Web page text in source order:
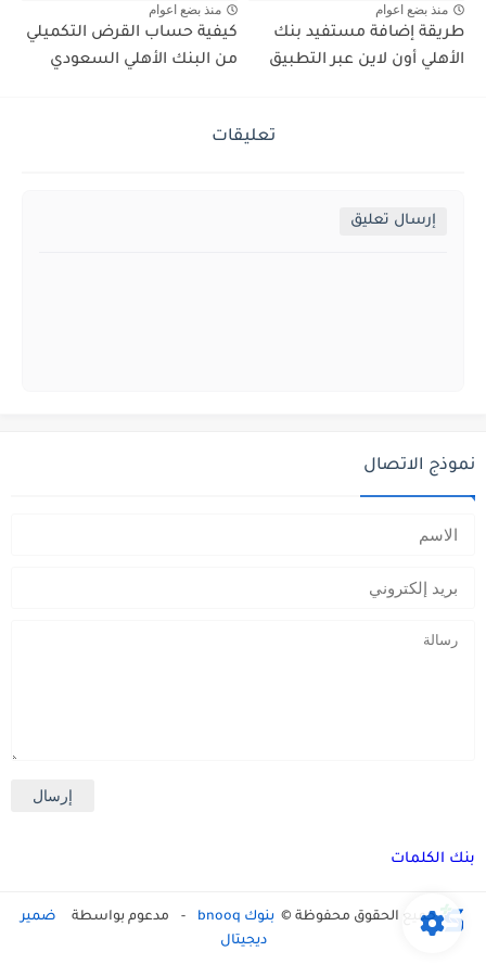
منذ بضع اعوام
طريقة إضافة مستفيد بنك
الأهلي أون لاين عبر التطبيق
منذ بضع اعوام
كيفية حساب القرض التكميلي
من البنك الأهلي السعودي
تعليقات
إرسال تعليق
نموذج الاتصال
بنك الكلمات
جميع الحقوق محفوظة © بنوك bnooq - مدعوم بواسطة
ضمير
ديجيتال